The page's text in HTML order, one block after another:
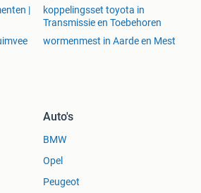
met correctie
instrumentenpaneel
|
koppelingsset toyota in
Transmissie en Toebehoren
wormenmest in Aarde en Mest
Auto's
BMW
Opel
Peugeot